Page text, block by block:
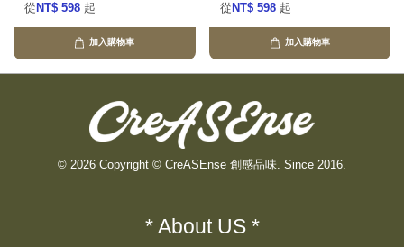
從 NT$ 598 起
加入購物車
從 NT$ 598 起
加入購物車
© 2026 Copyright © CreASEnse 創感品味. Since 2016.
* About US *